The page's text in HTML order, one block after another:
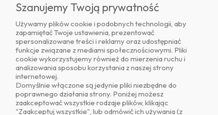
Newsletter
Podaj swój adres e-mail, jeżeli chcesz
otrzymywać informacje o nowościach i
promocjach.
Zapisz się
Szanujemy Twoją prywatność
Używamy plików cookie i podobnych technologii, aby
zapamiętać Twoje ustawienia, prezentować
spersonalizowane treści i reklamy oraz udostępniać
funkcje związane z mediami społecznościowymi. Pliki
cookie wykorzystujemy również do mierzenia ruchu i
analizowania sposobu korzystania z naszej strony
internetowej.
Domyślnie włączone są jedynie pliki niezbędne do
poprawnego działania strony. Poniżej możesz
zaakceptować wszystkie rodzaje plików, klikając
"Zaakceptuj wszystkie", lub odmówić ich używania (z